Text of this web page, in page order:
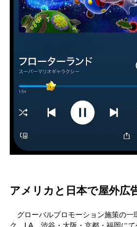
アメリカと日本で屋外広
グローバルプロモーション施策の一